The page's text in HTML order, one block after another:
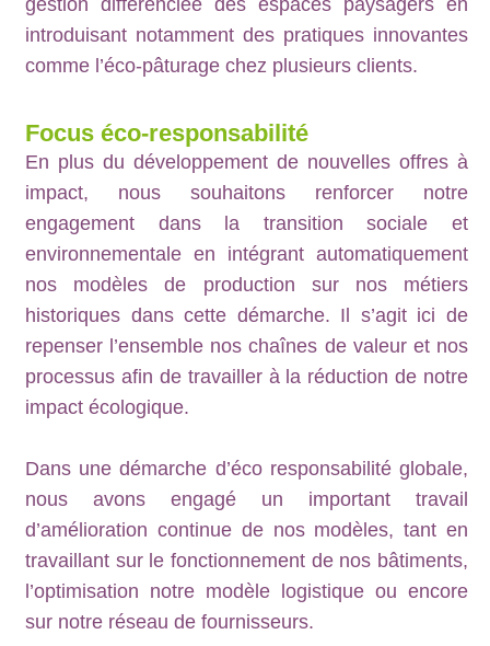
gestion différenciée des espaces paysagers en
introduisant notamment des pratiques innovantes
comme l’éco-pâturage chez plusieurs clients.
Focus éco-responsabilité
En plus du développement de nouvelles offres à
impact, nous souhaitons renforcer notre
engagement dans la transition sociale et
environnementale en intégrant automatiquement
nos modèles de production sur nos métiers
historiques dans cette démarche. Il s’agit ici de
repenser l’ensemble nos chaînes de valeur et nos
processus afin de travailler à la réduction de notre
impact écologique.
Dans une démarche d’éco responsabilité globale,
nous avons engagé un important travail
d’amélioration continue de nos modèles, tant en
travaillant sur le fonctionnement de nos bâtiments,
l’optimisation notre modèle logistique ou encore
sur notre réseau de fournisseurs.